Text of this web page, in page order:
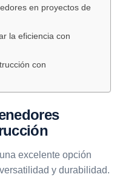
en proyectos de
la eficiencia con
con
excelente opción
y durabilidad.